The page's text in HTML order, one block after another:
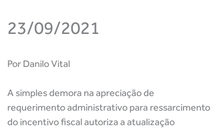
23/09/2021
Por Danilo Vital
A simples demora na apreciação de
requerimento administrativo para ressarcimento
do incentivo fiscal autoriza a atualização